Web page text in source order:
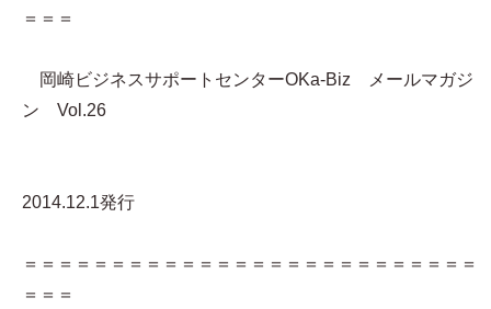
＝＝＝
岡崎ビジネスサポートセンターOKa-Biz メールマガジ
ン Vol.26
2014.12.1発行
＝＝＝＝＝＝＝＝＝＝＝＝＝＝＝＝＝＝＝＝＝＝＝＝＝＝
＝＝＝